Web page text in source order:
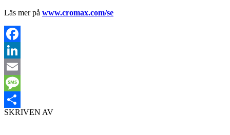
Läs mer på www.cromax.com/se
Facebook
LinkedIn
Email
Message
Dela
SKRIVEN AV